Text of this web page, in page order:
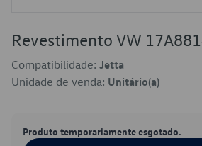
Revestimento VW
Compatibilidade: Jetta
Unidade de venda: Unitário(a)
Produto temporariamente esgotado.